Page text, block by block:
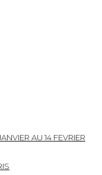
AU 14 FEVRIER